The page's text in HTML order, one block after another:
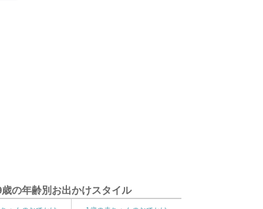
の年齢別お出かけスタイル